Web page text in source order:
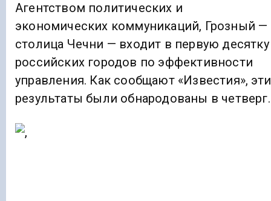
Агентством политических и
экономических коммуникаций, Грозный —
столица Чечни — входит в первую десятку
российских городов по эффективности
управления. Как сообщают «Известия», эти
результаты были обнародованы в четверг.